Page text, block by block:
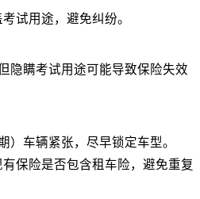
试用途，避免纠纷。
隐瞒考试用途可能导致保险失效
）车辆紧张，尽早锁定车型。
保险是否包含租车险，避免重复